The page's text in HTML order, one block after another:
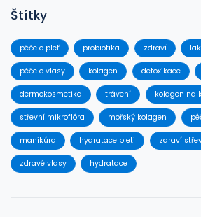
Štítky
péče o pleť probiotika zdraví
péče o vlasy kolagen detoxikace
dermokosmetika trávení kolagen na
střevní mikroflóra mořský kolagen
manikúra hydratace pleti zdraví
zdravé vlasy hydratace